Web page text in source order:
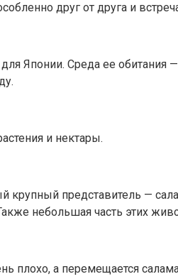
друг от друга и
Японии. Среда ее обитания
и нектары.
представитель —
небольшая часть этих
плохо, а перемещается